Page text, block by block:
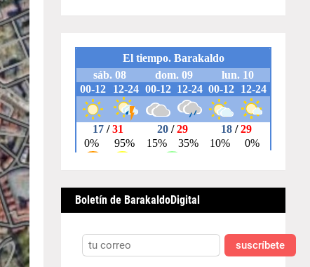
Boletín de BarakaldoDigital
suscríbete